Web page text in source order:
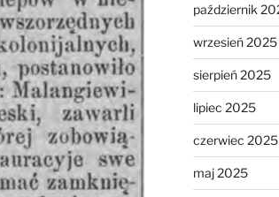
październik
wrzesień 2025
sierpień 2025
lipiec 2025
czerwiec 2025
maj 2025